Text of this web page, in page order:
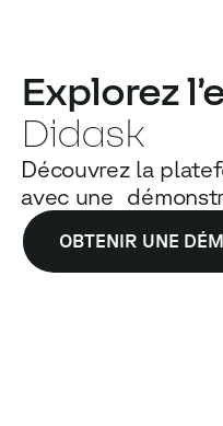
Explorez
Didask
Découvrez la
avec une
OBTENIR UNE